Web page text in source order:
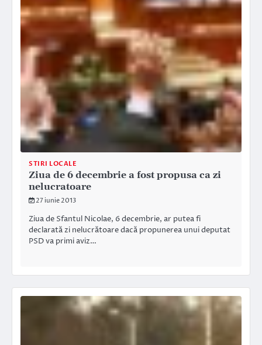
STIRI LOCALE
Ziua de 6 decembrie a fost propusa ca zi
nelucratoare
27 iunie 2013
Ziua de Sfantul Nicolae, 6 decembrie, ar putea fi
declarată zi nelucrătoare dacă propunerea unui deputat
PSD va primi aviz…